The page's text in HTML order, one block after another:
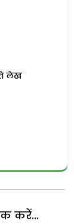
लेख
करें...